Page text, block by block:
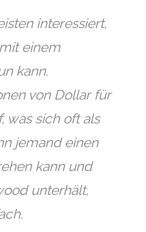
interessiert,
einem
kann.
von Dollar für
was sich oft als
jemand einen
kann und
unterhält,